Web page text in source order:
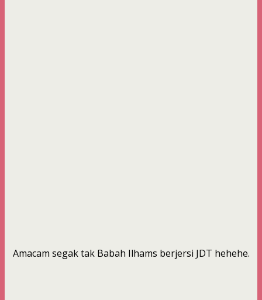
Amacam segak tak Babah Ilhams berjersi JDT hehehe.